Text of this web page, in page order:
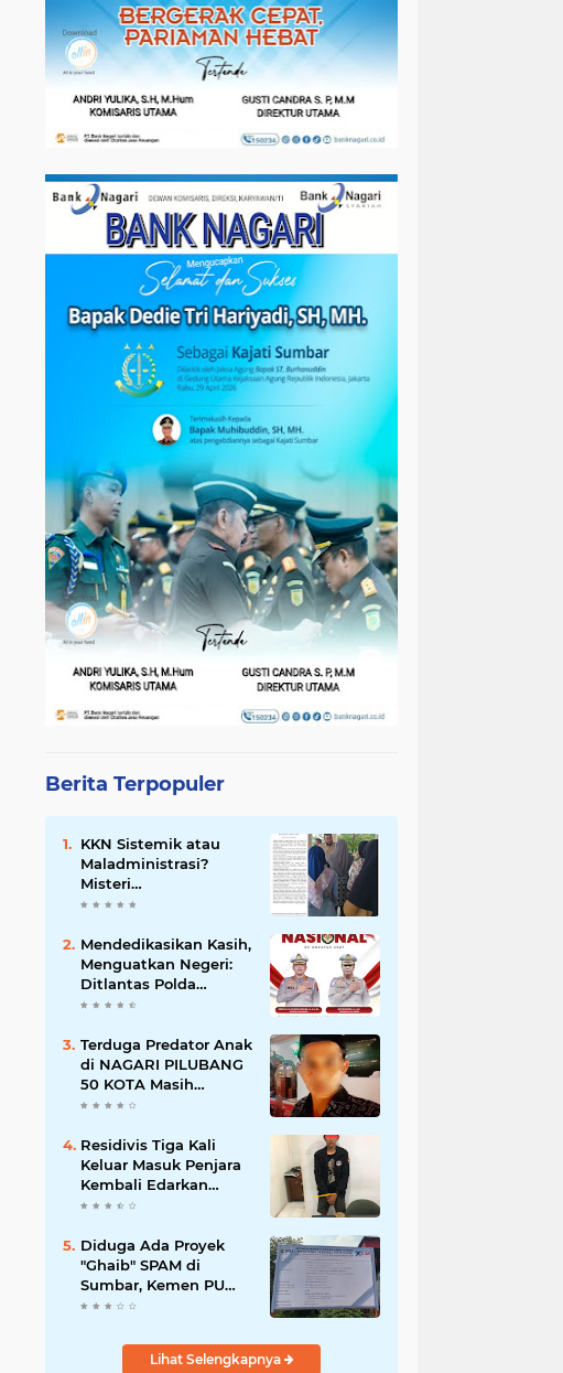
Berita Terpopuler
KKN Sistemik atau
Maladministrasi?
Misteri
"Dikorbankannya" SDN
Transparansi Pemkot
Padang
Mendedikasikan Kasih,
Menguatkan Negeri:
Ditlantas Polda
Sumbar Apresiasi
sebagai Pilar
Pengabdian
Terduga Predator Anak
di NAGARI PILUBANG
50 KOTA Masih
Berkeliaran
Residivis Tiga Kali
Keluar Masuk Penjara
Kembali Edarkan
Sabu, Polresta
Paket Siap Edar
Diduga Ada Proyek
"Ghaib" SPAM di
Sumbar, Kemen PU
dan Hutama Karya
Lihat Selengkapnya